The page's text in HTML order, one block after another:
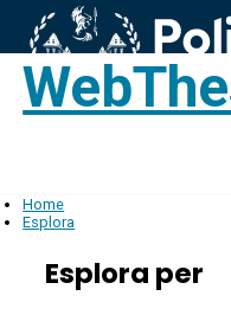
Home
Esplora
Esplora per